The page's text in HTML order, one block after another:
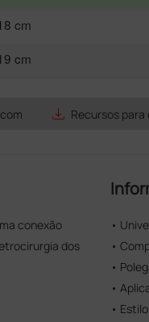
cm
cm
save_alt Recursos para
conexão
dos
•
•
•
•
•